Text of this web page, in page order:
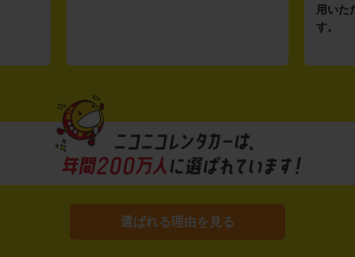
用いた
す。
選ばれる理由を見る